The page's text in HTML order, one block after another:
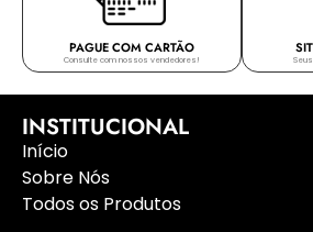
PAGUE COM CARTÃO
Consulte com nossos vendedores!
INSTITUCIONAL
Início
Sobre Nós
Todos os Produtos